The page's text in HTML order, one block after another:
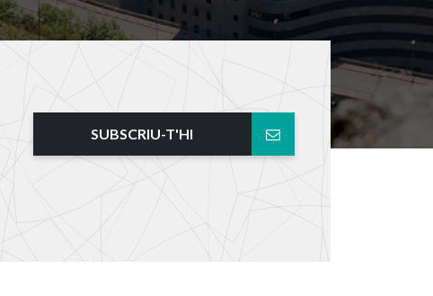
SUBSCRIU-T'HI